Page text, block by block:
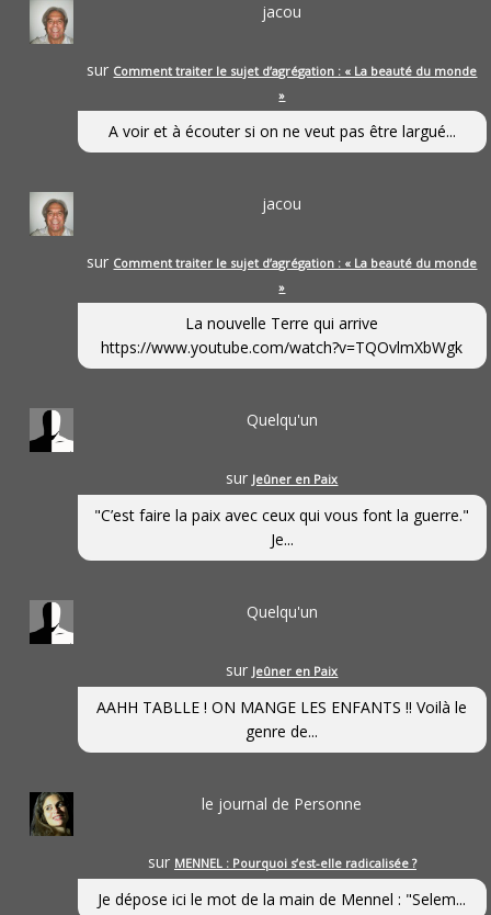
jacou
sur Comment traiter le sujet d’agrégation : « La beauté du monde
»
A voir et à écouter si on ne veut pas être largué...
jacou
sur Comment traiter le sujet d’agrégation : « La beauté du monde
»
La nouvelle Terre qui arrive
https://www.youtube.com/watch?v=TQOvlmXbWgk
Quelqu'un
sur Jeûner en Paix
"C’est faire la paix avec ceux qui vous font la guerre."
Je...
Quelqu'un
sur Jeûner en Paix
AAHH TABLLE ! ON MANGE LES ENFANTS !! Voilà le
genre de...
le journal de Personne
sur MENNEL : Pourquoi s’est-elle radicalisée ?
Je dépose ici le mot de la main de Mennel : "Selem...